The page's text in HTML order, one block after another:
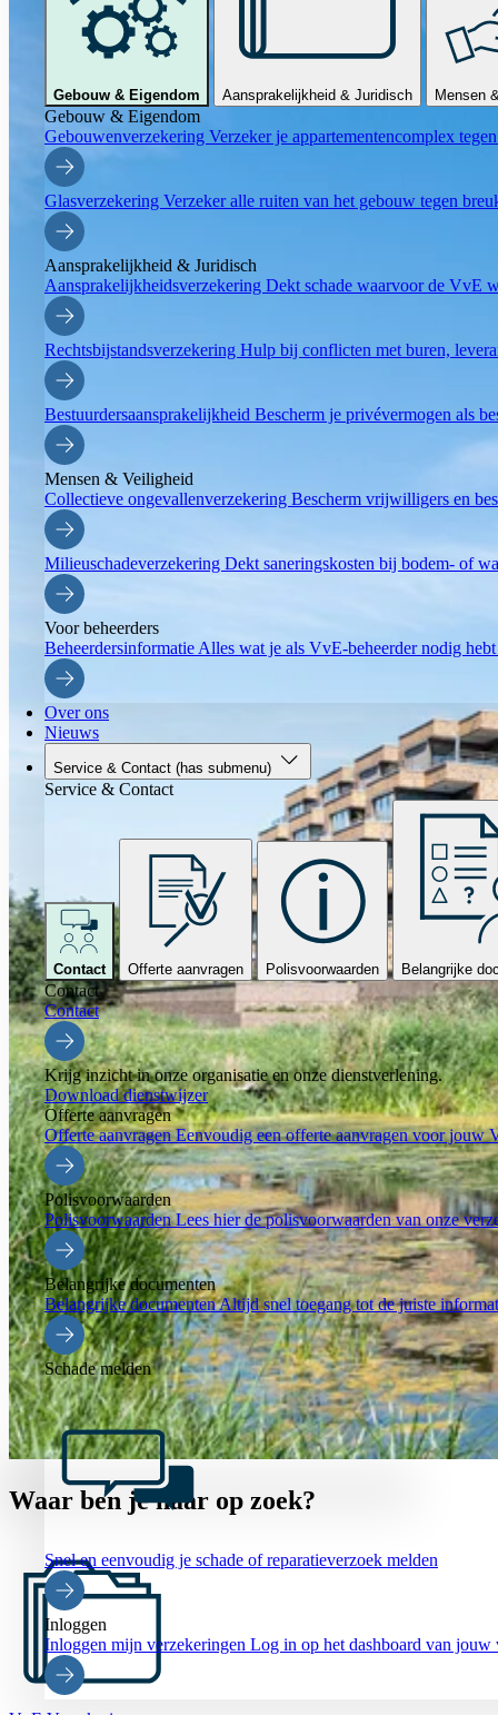
Gebouw & Eigendom Aansprakelijkheid & Juridisch Mensen
Gebouw & Eigendom
Gebouwenverzekering Verzeker je appartementencomplex
Glasverzekering Verzeker alle ruiten van het gebouw tegen
Aansprakelijkheid & Juridisch
Aansprakelijkheidsverzekering Dekt schade waarvoor de VvE
Rechtsbijstandsverzekering Hulp bij conflicten met buren,
Bestuurdersaansprakelijkheid Bescherm je privévermogen als
Mensen & Veiligheid
Collectieve ongevallenverzekering Bescherm vrijwilligers en
Milieuschadeverzekering Dekt saneringskosten bij bodem- of
Voor beheerders
Beheerdersinformatie Alles wat je als VvE-beheerder nodig
Over ons
Nieuws
Service & Contact (has submenu)
Service & Contact
Contact Offerte aanvragen Polisvoorwaarden Belangrijke
Contact
Contact
Krijg inzicht in onze organisatie en onze dienstverlening.
Download dienstwijzer
Offerte aanvragen
Offerte aanvragenEenvoudig een offerte aanvragen voor jouw
Polisvoorwaarden
PolisvoorwaardenLees hier de polisvoorwaarden van onze
Belangrijke documenten
Belangrijke documentenAltijd snel toegang tot de juiste
Schade melden
Snel en eenvoudig je schade of reparatieverzoek melden
Inloggen
Inloggen mijn verzekeringen Log in op het dashboard van jouw
Waar ben je naar op zoek?